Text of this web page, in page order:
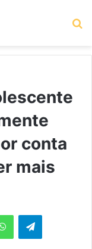
conta
mais
WhatsAppTelegram